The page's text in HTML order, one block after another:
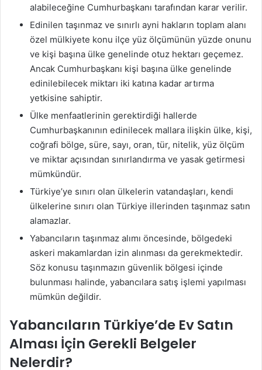
alabileceğine Cumhurbaşkanı tarafından karar verilir.
Edinilen taşınmaz ve sınırlı ayni hakların toplam alanı
özel mülkiyete konu ilçe yüz ölçümünün yüzde onunu
ve kişi başına ülke genelinde otuz hektarı geçemez.
Ancak Cumhurbaşkanı kişi başına ülke genelinde
edinilebilecek miktarı iki katına kadar artırma
yetkisine sahiptir.
Ülke menfaatlerinin gerektirdiği hallerde
Cumhurbaşkanının edinilecek mallara ilişkin ülke, kişi,
coğrafi bölge, süre, sayı, oran, tür, nitelik, yüz ölçüm
ve miktar açısından sınırlandırma ve yasak getirmesi
mümkündür.
Türkiye’ye sınırı olan ülkelerin vatandaşları, kendi
ülkelerine sınırı olan Türkiye illerinden taşınmaz satın
alamazlar.
Yabancıların taşınmaz alımı öncesinde, bölgedeki
askeri makamlardan izin alınması da gerekmektedir.
Söz konusu taşınmazın güvenlik bölgesi içinde
bulunması halinde, yabancılara satış işlemi yapılması
mümkün değildir.
Yabancıların Türkiye’de Ev Satın
Alması İçin Gerekli Belgeler
Nelerdir?